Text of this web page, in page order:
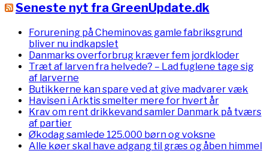
Seneste nyt fra GreenUpdate.dk
Forurening på Cheminovas gamle fabriksgrund
bliver nu indkapslet
Danmarks overforbrug kræver fem jordkloder
Træt af larven fra helvede? – Lad fuglene tage sig
af larverne
Butikkerne kan spare ved at give madvarer væk
Havisen i Arktis smelter mere for hvert år
Krav om rent drikkevand samler Danmark på tværs
af partier
Økodag samlede 125.000 børn og voksne
Alle køer skal have adgang til græs og åben himmel